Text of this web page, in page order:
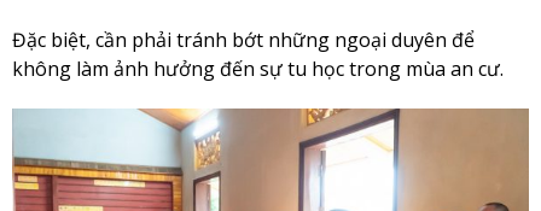
Đặc biệt, cần phải tránh bớt những ngoại duyên để
không làm ảnh hưởng đến sự tu học trong mùa an cư.